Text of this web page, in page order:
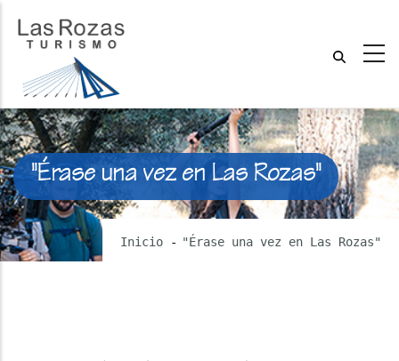
"Érase una vez en Las Rozas"
Inicio - "Érase una vez en Las Rozas"